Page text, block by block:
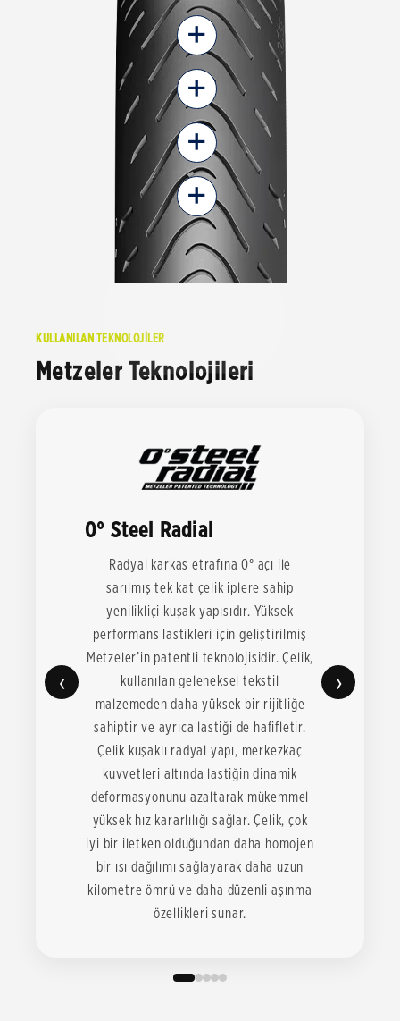
+
+
+
+
KULLANILAN TEKNOLOJİLER
Metzeler Teknolojileri
‹
0° Steel Radial
Radyal karkas etrafına 0° açı ile
sarılmış tek kat çelik iplere sahip
yenilikliçi kuşak yapısıdır. Yüksek
performans lastikleri için geliştirilmiş
Metzeler’in patentli teknolojisidir. Çelik,
kullanılan geleneksel tekstil
malzemeden daha yüksek bir rijitliğe
sahiptir ve ayrıca lastiği de hafifletir.
Çelik kuşaklı radyal yapı, merkezkaç
kuvvetleri altında lastiğin dinamik
deformasyonunu azaltarak mükemmel
yüksek hız kararlılığı sağlar. Çelik, çok
iyi bir iletken olduğundan daha homojen
bir ısı dağılımı sağlayarak daha uzun
kilometre ömrü ve daha düzenli aşınma
özellikleri sunar.
›